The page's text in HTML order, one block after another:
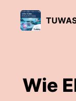
Wie